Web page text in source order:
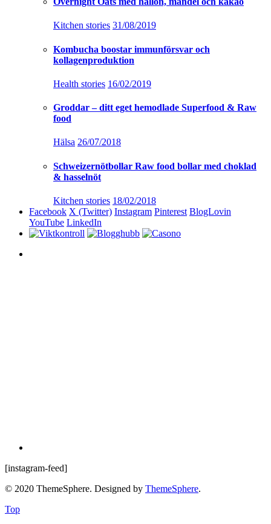
Kitchen stories 31/08/2019
Kombucha boostar immunförsvar och
kollagenproduktion
Health stories 16/02/2019
Groddar – ditt eget hemodlade Superfood & Raw
food
Hälsa 26/07/2018
Schweizernötbollar Raw food bollar med choklad
& hasselnöt
Kitchen stories 18/02/2018
Facebook X (Twitter) Instagram Pinterest BlogLovin
YouTube LinkedIn
[instagram-feed]
© 2020 ThemeSphere. Designed by ThemeSphere.
Top